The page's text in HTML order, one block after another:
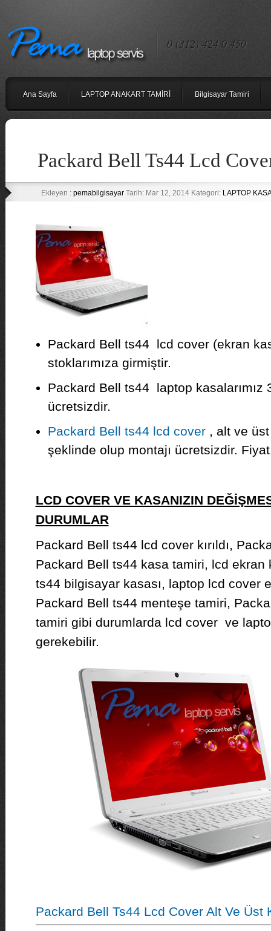
0 (312) 424 0 450
Ana Sayfa LAPTOP ANAKART TAMİRİ Bilgisayar Tamiri
Packard Bell Ts44 Lcd
Ekleyen : pemabilgisayarTarih: Mar 12, 2014 Kategori: LAPTOP
Packard Bell ts44 lcd cover (ekran
stoklarımıza girmiştir.
Packard Bell ts44 laptop kasalarımız
ücretsizdir.
Packard Bell ts44 lcd cover, alt ve üst
şeklinde olup montajı ücretsizdir.
LCD COVER VE KASANIZIN
DURUMLAR
Packard Bell ts44 lcd cover kırıldı,
Packard Bell ts44 kasa tamiri, lcd ekran
ts44 bilgisayar kasası, laptop lcd cover
Packard Bell ts44 menteşe tamiri,
tamiri gibi durumlarda lcd cover ve
gerekebilir.
Packard Bell Ts44 Lcd Cover Alt Ve Üst